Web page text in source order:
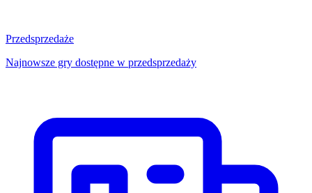
Przedsprzedaże
Najnowsze gry dostępne w przedsprzedaży